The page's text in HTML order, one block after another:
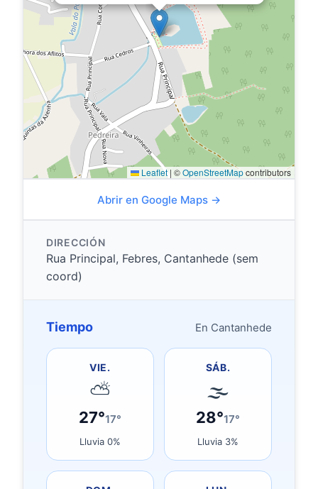
Leaflet | ©OpenStreetMapcontributors
Abrir en Google Maps →
DIRECCIÓN
Rua Principal, Febres, Cantanhede (sem
coord)
Tiempo En Cantanhede
VIE.
⛅
27°17°
Lluvia 0%
SÁB.
🌫
28°17°
Lluvia 3%